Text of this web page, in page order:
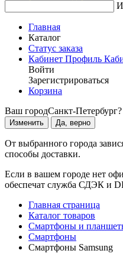
Главная
Каталог
Статус заказа
Кабинет Профиль
Войти
Зарегистрироваться
Корзина
Ваш городСанкт-Петербург?
Изменить Да, верно
От выбранного города
способы доставки.
Если в вашем городе нет
обеспечат служба СДЭК и
Главная страница
Каталог товаров
Смартфоны и
Смартфоны
Смартфоны Samsung